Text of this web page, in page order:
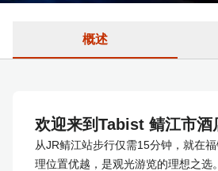
概述
欢迎来到Tabist 鲭江市酒
从JR鲭江站步行仅需15分钟，就在
理位置优越，是观光游览的理想之选